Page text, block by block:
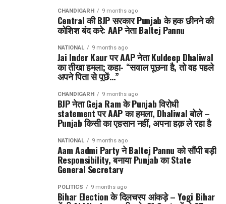
CHANDIGARH 9 months ago
Central की BJP सरकार Punjab के हक छीनने की
कोशिश बंद करे: AAP नेता Baltej Pannu
NATIONAL 9 months ago
Jai Inder Kaur पर AAP नेता Kuldeep Dhaliwal
का तीखा हमला; कहा- “सवाल पूछना है, तो वह पहले
अपने पिता से पूछें…”
CHANDIGARH 9 months ago
BJP नेता Geja Ram के Punjab विरोधी
statement पर AAP का हमला, Dhaliwal बोले –
Punjab किसी का एहसान नहीं, अपना हक़ ले रहा है
NATIONAL 9 months ago
Aam Aadmi Party ने Baltej Pannu को सौंपी बड़ी
Responsibility, बनाया Punjab का State
General Secretary
POLITICS 9 months ago
Bihar Election के दिलचस्प आंकड़े – Yogi Bihar